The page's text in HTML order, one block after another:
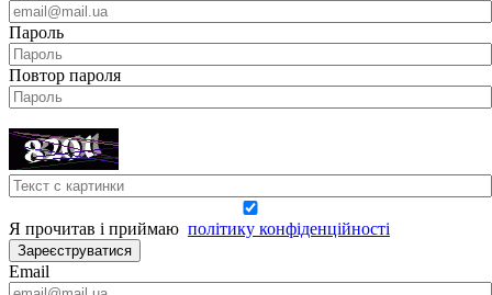
Пароль
Повтор пароля
Я прочитав і приймаю політику конфіденційності
Зареєструватися
Email